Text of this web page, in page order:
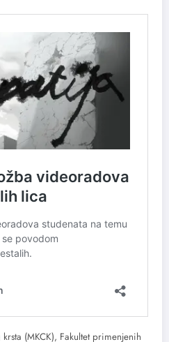
(MKCK), Fakultet primenjenih